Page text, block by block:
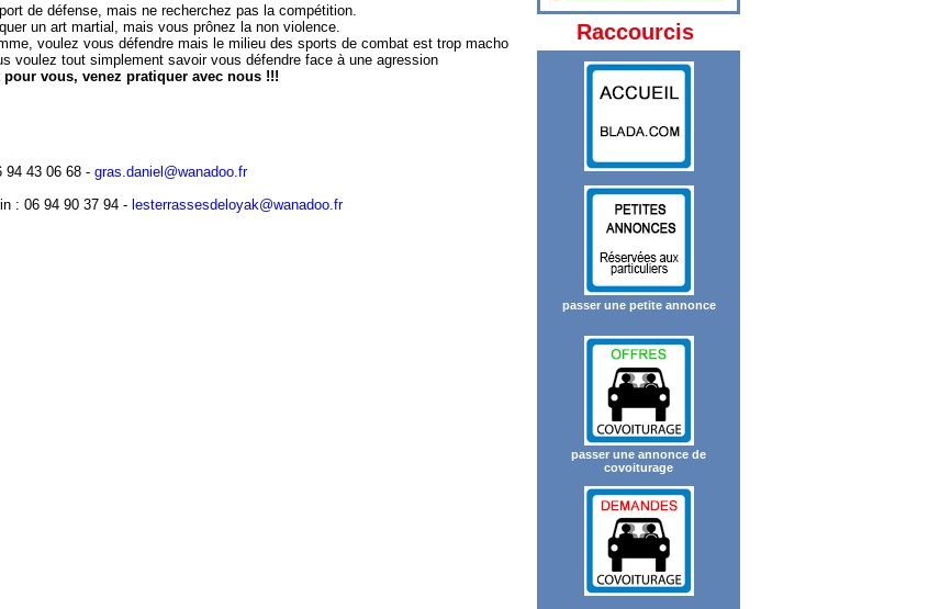
de défense, mais ne recherchez pas la compétition.
un art martial, mais vous prônez la non violence.
voulez vous défendre mais le milieu des sports de combat est trop macho
voulez tout simplement savoir vous défendre face à une agression
pour vous, venez pratiquer avec nous !!!
94 43 06 68 - gras.daniel@wanadoo.fr
: 06 94 90 37 94 - lesterrassesdeloyak@wanadoo.fr
Raccourcis
passer une petite annonce
passer une annonce de
covoiturage